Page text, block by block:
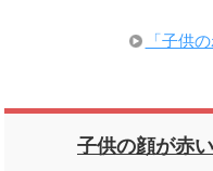
「子供
子供の顔が赤